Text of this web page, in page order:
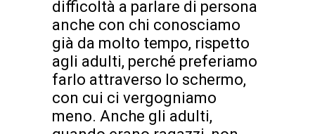
difficoltà a parlare di persona
anche con chi conosciamo
già da molto tempo, rispetto
agli adulti, perché preferiamo
farlo attraverso lo schermo,
con cui ci vergogniamo
meno. Anche gli adulti,